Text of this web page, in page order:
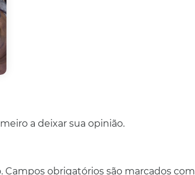
a deixar sua opinião.
Campos obrigatórios são marcados com